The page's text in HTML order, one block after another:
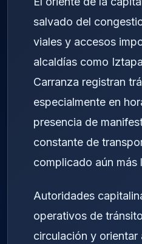
salvado del
viales y accesos
alcaldías como
Carranza registran
especialmente en
presencia de
constante de
complicado aún más
Autoridades
operativos de
circulación y orientar